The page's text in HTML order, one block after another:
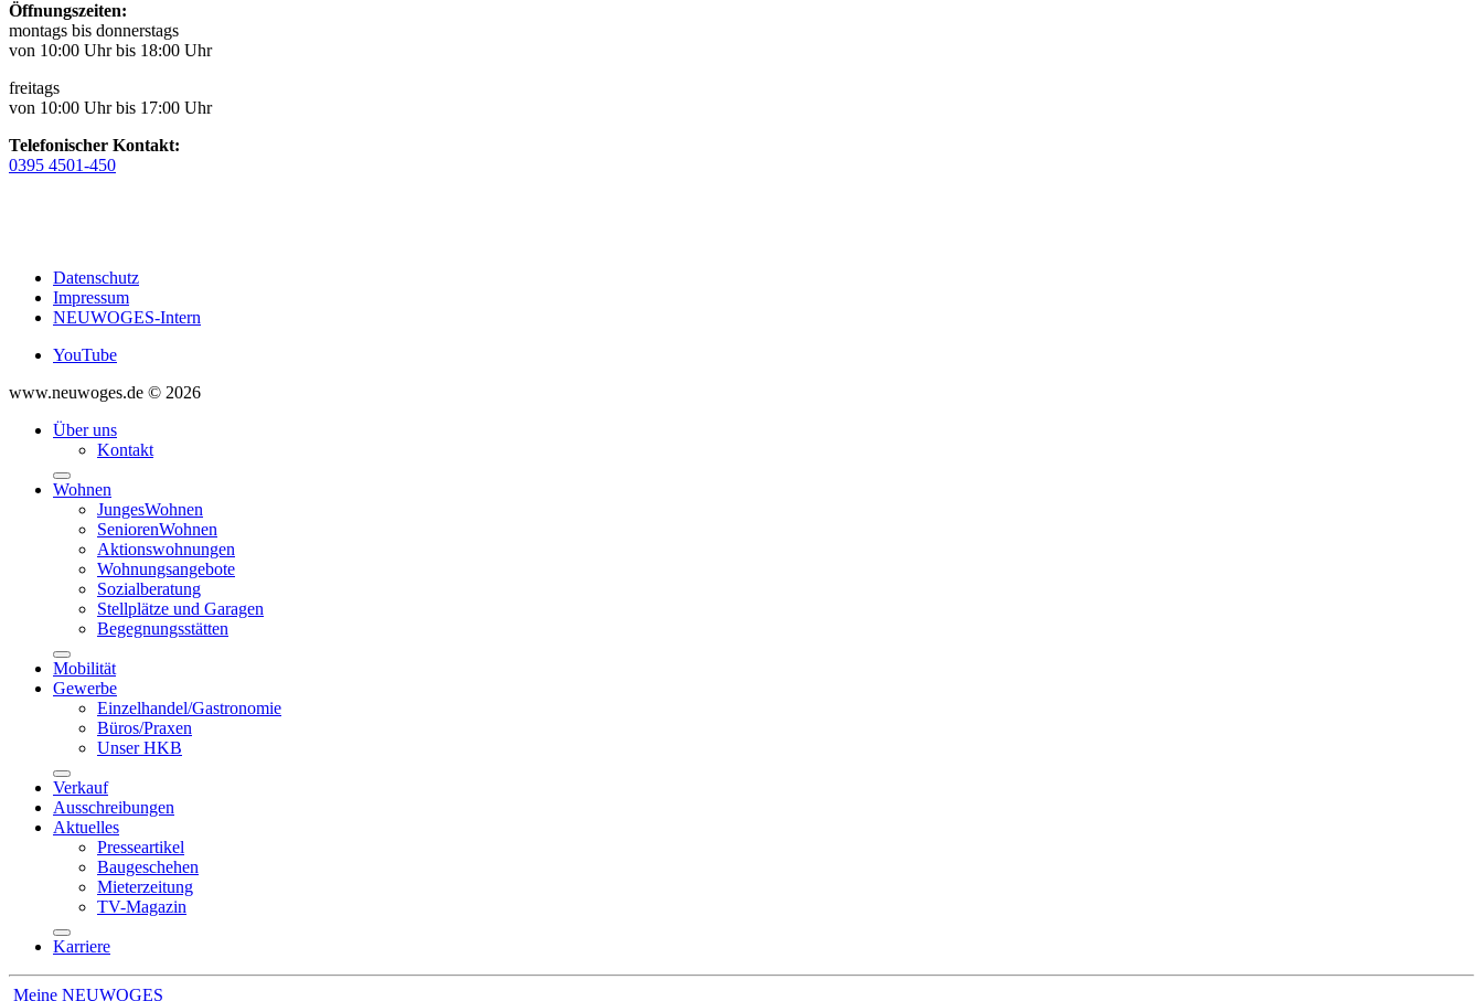
Öffnungszeiten:
montags bis donnerstags
von 10:00 Uhr bis 18:00 Uhr
freitags
von 10:00 Uhr bis 17:00 Uhr
Telefonischer Kontakt:
0395 4501-450
Datenschutz
Impressum
NEUWOGES-Intern
YouTube
www.neuwoges.de © 2026
Über uns
Kontakt
Wohnen
JungesWohnen
SeniorenWohnen
Aktionswohnungen
Wohnungsangebote
Sozialberatung
Stellplätze und Garagen
Begegnungsstätten
Mobilität
Gewerbe
Einzelhandel/Gastronomie
Büros/Praxen
Unser HKB
Verkauf
Ausschreibungen
Aktuelles
Presseartikel
Baugeschehen
Mieterzeitung
TV-Magazin
Karriere
Meine NEUWOGES